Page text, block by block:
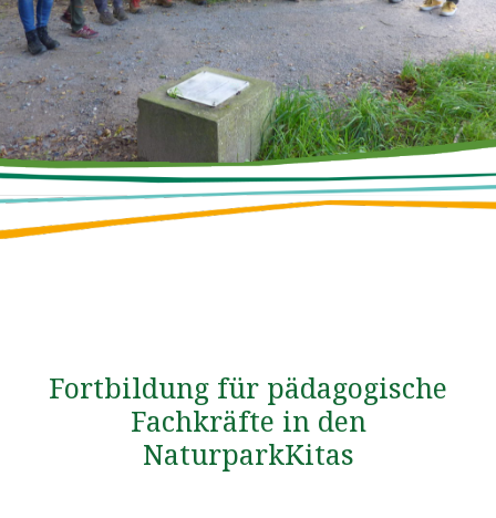
Fortbildung für pädagogische
Fachkräfte in den
NaturparkKitas